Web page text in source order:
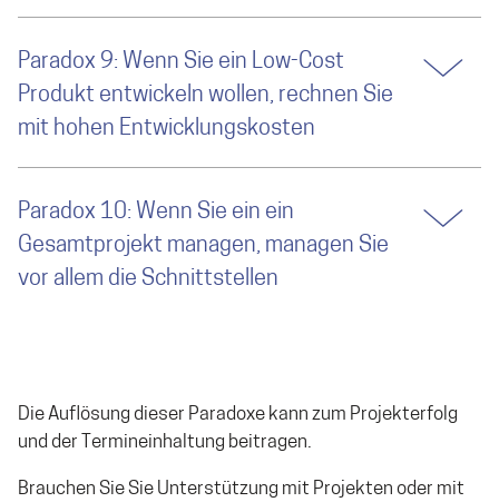
Paradox 9: Wenn Sie ein Low-Cost
Produkt entwickeln wollen, rechnen Sie
mit hohen Entwicklungskosten
Paradox 10: Wenn Sie ein ein
Gesamtprojekt managen, managen Sie
vor allem die Schnittstellen
Die Auflösung dieser Paradoxe kann zum Projekterfolg
und der Termineinhaltung beitragen.
Brauchen Sie Sie Unterstützung mit Projekten oder mit